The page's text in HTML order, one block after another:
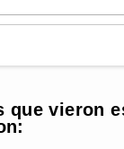
que vieron